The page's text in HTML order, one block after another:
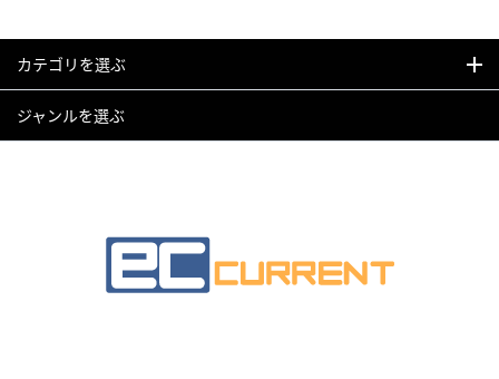
カテゴリを選ぶ
ジャンルを選ぶ